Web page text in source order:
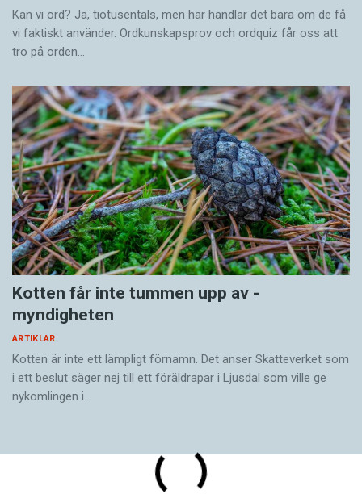
Kan vi ord? Ja, tiotusentals, men här handlar det bara om de få
vi faktiskt använder. Ordkunskapsprov och ordquiz får oss att
tro på orden…
Kotten får inte tummen upp av ­
myndigheten
ARTIKLAR
Kotten är inte ett lämpligt förnamn. Det anser Skatte­verket som
i ett beslut säger nej till ett föräldra­par i Ljusdal som ville ge
nykomlingen i…